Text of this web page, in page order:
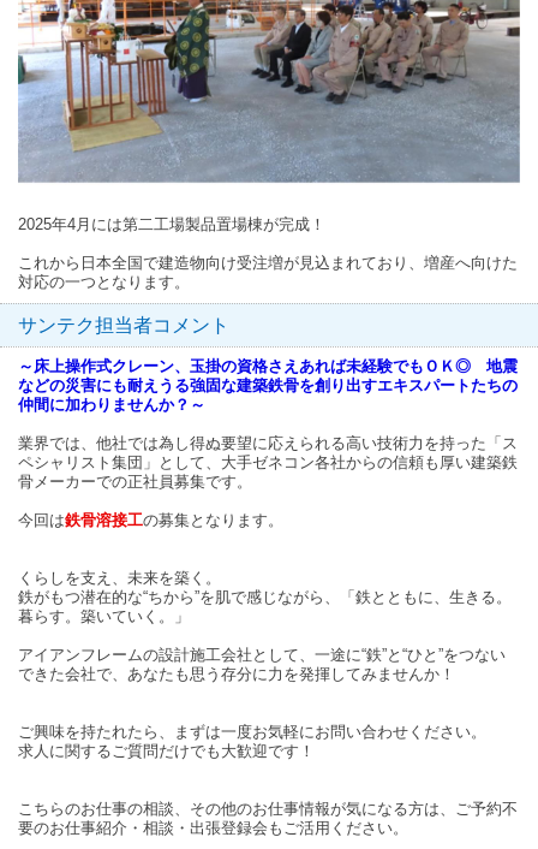
2025年4月には第二工場製品置場棟が完成！
これから日本全国で建造物向け受注増が見込まれており、増産へ向けた
対応の一つとなります。
サンテク担当者コメント
～床上操作式クレーン、玉掛の資格さえあれば未経験でもＯＫ◎ 地震
などの災害にも耐えうる強固な建築鉄骨を創り出すエキスパートたちの
仲間に加わりませんか？～
業界では、他社では為し得ぬ要望に応えられる高い技術力を持った「ス
ペシャリスト集団」として、大手ゼネコン各社からの信頼も厚い建築鉄
骨メーカーでの正社員募集です。
今回は鉄骨溶接工の募集となります。
くらしを支え、未来を築く。
鉄がもつ潜在的な“ちから”を肌で感じながら、「鉄とともに、生きる。
暮らす。築いていく。」
アイアンフレームの設計施工会社として、一途に“鉄”と“ひと”をつない
できた会社で、あなたも思う存分に力を発揮してみませんか！
ご興味を持たれたら、まずは一度お気軽にお問い合わせください。
求人に関するご質問だけでも大歓迎です！
こちらのお仕事の相談、その他のお仕事情報が気になる方は、ご予約不
要のお仕事紹介・相談・出張登録会もご活用ください。